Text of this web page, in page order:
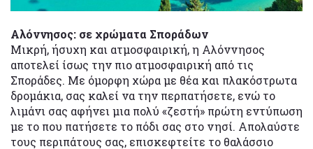
Αλόννησος: σε χρώματα Σποράδων
Μικρή, ήσυχη και ατμοσφαιρική, η Αλόννησος
αποτελεί ίσως την πιο ατμοσφαιρική από τις
Σποράδες. Με όμορφη χώρα με θέα και πλακόστρωτα
δρομάκια, σας καλεί να την περπατήσετε, ενώ το
λιμάνι σας αφήνει μια πολύ «ζεστή» πρώτη εντύπωση
με το που πατήσετε το πόδι σας στο νησί. Απολαύστε
τους περιπάτους σας, επισκεφτείτε το θαλάσσιο